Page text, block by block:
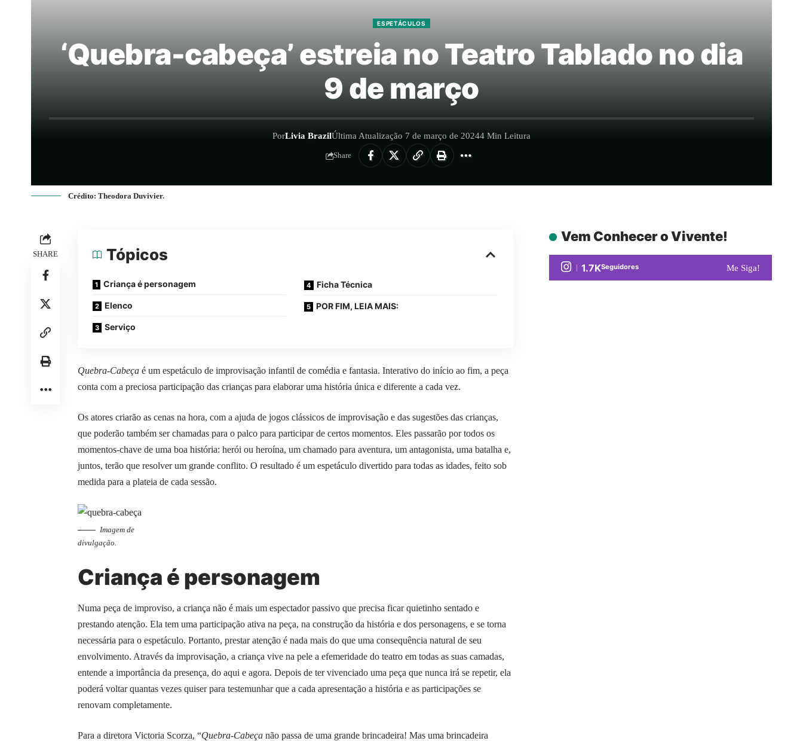
ESPETÁCULOS
‘Quebra-cabeça’ estreia no Teatro Tablado no dia
9 de março
PorLivia BrazilÚltima Atualização 7 de março de 20244 Min Leitura
Share
Crédito: Theodora Duvivier.
SHARE Tópicos
Criança é personagem
Elenco
Serviço
Ficha Técnica
POR FIM, LEIA MAIS:
Quebra-Cabeça é um espetáculo de improvisação infantil de comédia e fantasia. Interativo do início ao fim, a peça
conta com a preciosa participação das crianças para elaborar uma história única e diferente a cada vez.
Os atores criarão as cenas na hora, com a ajuda de jogos clássicos de improvisação e das sugestões das crianças,
que poderão também ser chamadas para o palco para participar de certos momentos. Eles passarão por todos os
momentos-chave de uma boa história: herói ou heroína, um chamado para aventura, um antagonista, uma batalha e,
juntos, terão que resolver um grande conflito. O resultado é um espetáculo divertido para todas as idades, feito sob
medida para a plateia de cada sessão.
Imagem de
divulgação.
Criança é personagem
Numa peça de improviso, a criança não é mais um espectador passivo que precisa ficar quietinho sentado e
prestando atenção. Ela tem uma participação ativa na peça, na construção da história e dos personagens, e se torna
necessária para o espetáculo. Portanto, prestar atenção é nada mais do que uma consequência natural de seu
envolvimento. Através da improvisação, a criança vive na pele a efemeridade do teatro em todas as suas camadas,
entende a importância da presença, do aqui e agora. Depois de ter vivenciado uma peça que nunca irá se repetir, ela
poderá voltar quantas vezes quiser para testemunhar que a cada apresentação a história e as participações se
renovam completamente.
Para a diretora Victoria Scorza, “Quebra-Cabeça não passa de uma grande brincadeira! Mas uma brincadeira
Vem Conhecer o Vivente!
1.7KSeguidores Me Siga!